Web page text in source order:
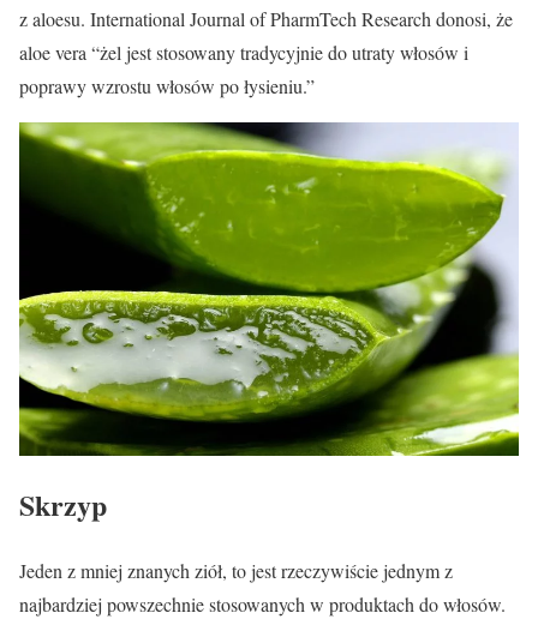
z aloesu. International Journal of PharmTech Research donosi, że
aloe vera “żel jest stosowany tradycyjnie do utraty włosów i
poprawy wzrostu włosów po łysieniu.”
Skrzyp
Jeden z mniej znanych ziół, to jest rzeczywiście jednym z
najbardziej powszechnie stosowanych w produktach do włosów.